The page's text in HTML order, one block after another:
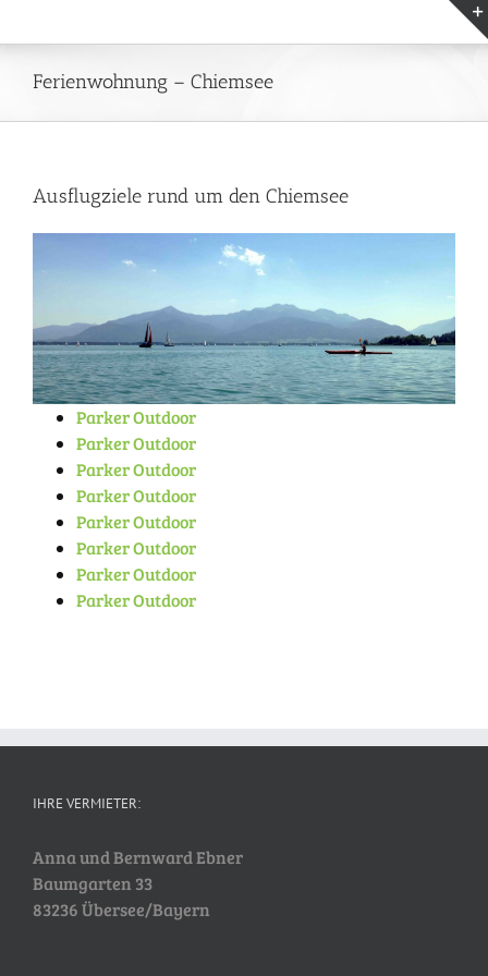
Ferienwohnung – Chiemsee
Ausflugziele rund um den Chiemsee
Parker Outdoor
Parker Outdoor
Parker Outdoor
Parker Outdoor
Parker Outdoor
Parker Outdoor
Parker Outdoor
Parker Outdoor
IHRE VERMIETER:
Anna und Bernward Ebner
Baumgarten 33
83236 Übersee/Bayern